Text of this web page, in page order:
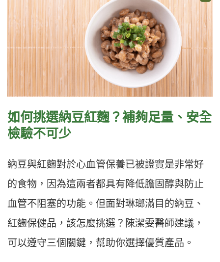
如何挑選納豆紅麴？補夠足量、安全
檢驗不可少
納豆與紅麴對於心血管保養已被證實是非常好
的食物，因為這兩者都具有降低膽固醇與防止
血管不阻塞的功能。但面對琳瑯滿目的納豆、
紅麴保健品，該怎麼挑選？陳潔雯醫師建議，
可以遵守三個關鍵，幫助你選擇優質產品。